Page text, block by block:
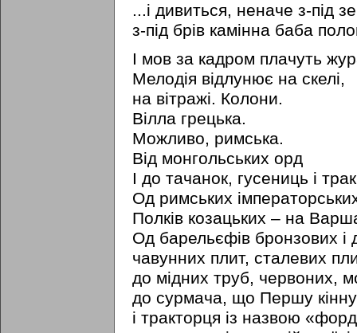
...i дивиться, неначе з-під
з-під бpiв камінна баба
I мов за кадром плачуть
Мелодія відлунює на скелі,
на вітражі. Колони.
Вілла грецька.
Можливо, римська.
Від монгольських орд
I до тачанок, гусениць i
Од римських
Полків козацьких – на
Од барельєфів бронзових i
чавунних плит, сталевих
до мідних труб, червоних,
до сурмача, що Першу
i тракторця із назвою